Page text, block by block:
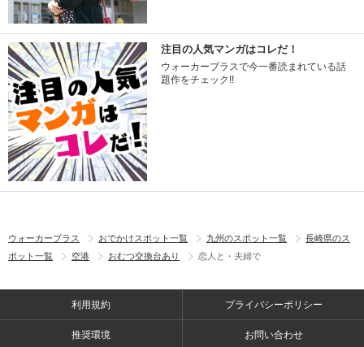
注目の人気マンガはコレだ！
ウォーカープラスで今一番読まれている話
題作をチェック!!
ウォーカープラス おでかけスポット一覧 九州のスポット一覧
長崎県のス
ポット一覧
空港 おむつ交換台あり 恋人と・夫婦で
利用規約 プライバシーポリシー
推奨環境 お問い合わせ